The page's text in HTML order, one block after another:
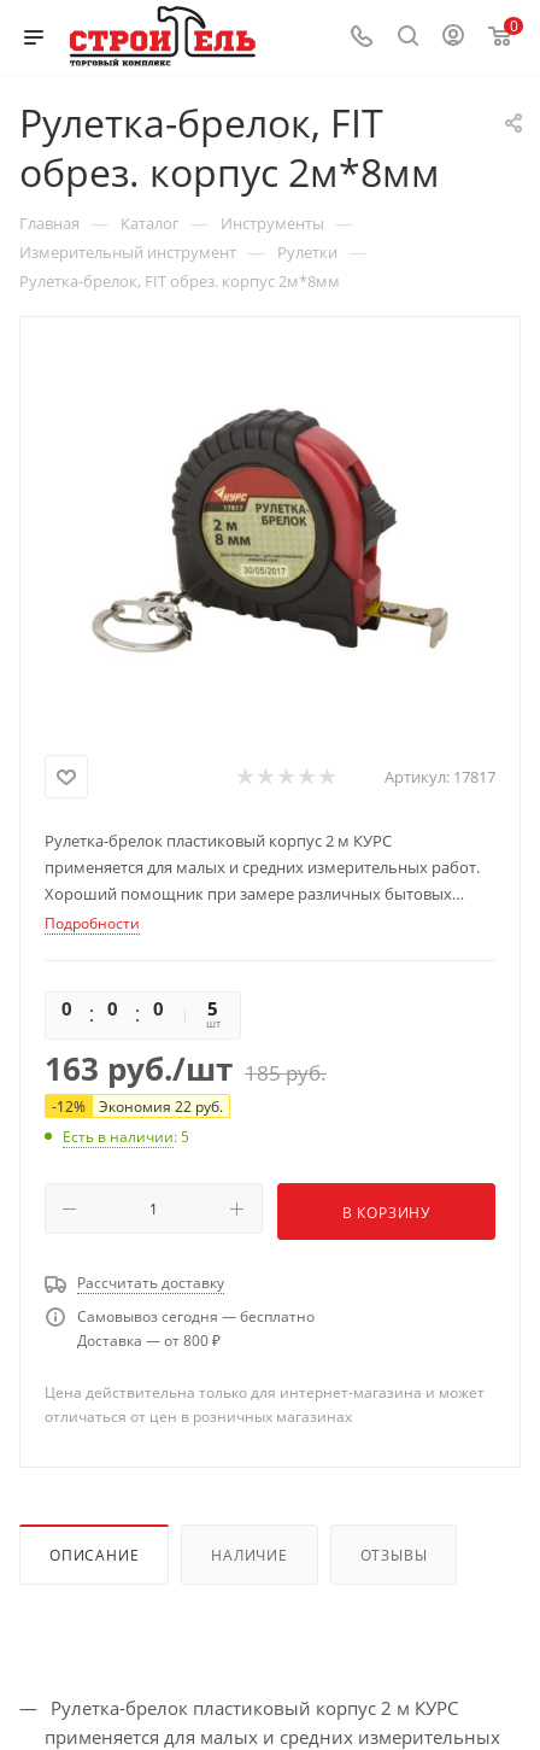
0
Рулетка-брелок, FIT
обрез. корпус 2м*8мм
Главная — Каталог — Инструменты —
Измерительный инструмент — Рулетки —
Рулетка-брелок, FIT обрез. корпус 2м*8мм
Артикул: 17817
Рулетка-брелок пластиковый корпус 2 м КУРС
применяется для малых и средних измерительных работ.
Хороший помощник при замере различных бытовых
предметов. Лента изготовлена из износостойкого
деформации при падении.
Подробности
0 0 0 05
шт
163 руб./шт 185руб.
-12% Экономия 22 руб.
Есть в наличии: 5
В КОРЗИНУ
Рассчитать доставку
Самовывоз сегодня — бесплатно
Доставка — от 800 ₽
Цена действительна только для интернет-магазина и может
отличаться от цен в розничных магазинах
ОПИСАНИЕ НАЛИЧИЕ ОТЗЫВЫ
применяется для малых и средних измерительных